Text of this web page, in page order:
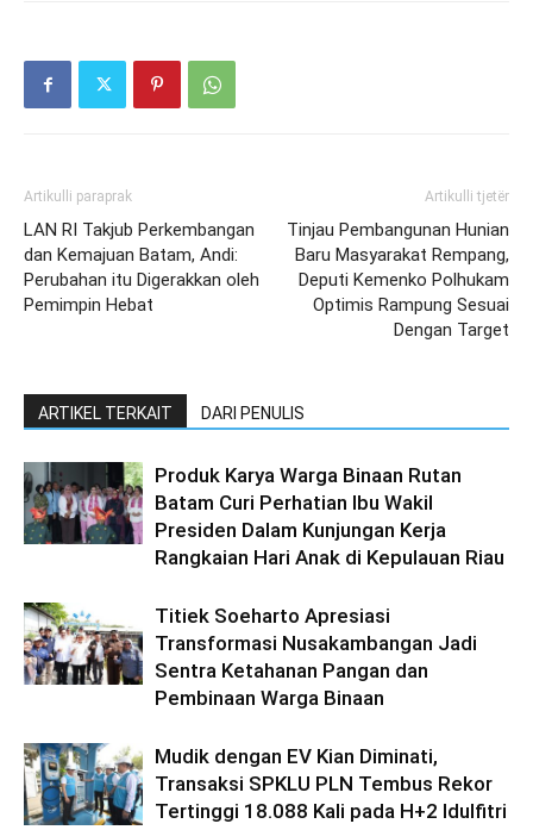
Artikulli paraprak
LAN RI Takjub Perkembangan
dan Kemajuan Batam, Andi:
Perubahan itu Digerakkan oleh
Pemimpin Hebat
Artikulli tjetër
Tinjau Pembangunan Hunian
Baru Masyarakat Rempang,
Deputi Kemenko Polhukam
Optimis Rampung Sesuai
Dengan Target
ARTIKEL TERKAIT DARI PENULIS
Produk Karya Warga Binaan Rutan
Batam Curi Perhatian Ibu Wakil
Presiden Dalam Kunjungan Kerja
Rangkaian Hari Anak di Kepulauan Riau
Titiek Soeharto Apresiasi
Transformasi Nusakambangan Jadi
Sentra Ketahanan Pangan dan
Pembinaan Warga Binaan
Mudik dengan EV Kian Diminati,
Transaksi SPKLU PLN Tembus Rekor
Tertinggi 18.088 Kali pada H+2 Idulfitri